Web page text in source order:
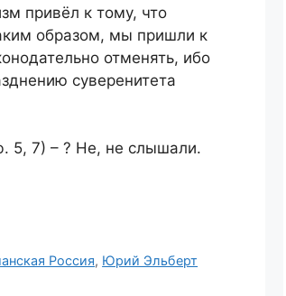
привёл к тому, что
образом, мы пришли к
отменять, ибо
суверенитета
5, 7) – ? Не, не слышали.
Россия, Юрий Эльберт